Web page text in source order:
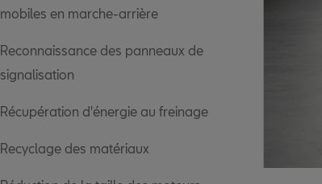
mobiles en marche-arrière
Reconnaissance des panneaux de
signalisation
Récupération d'énergie au freinage
Recyclage des matériaux